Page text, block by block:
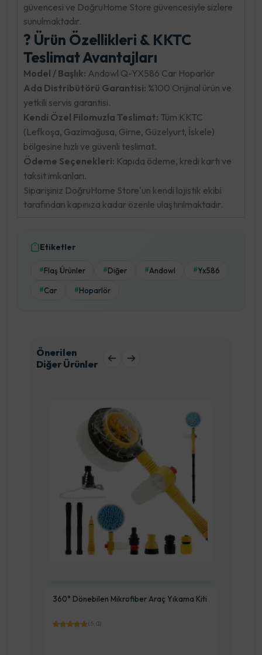
güvencesi ve DoğruHome Store güvencesiyle sizlere
sunulmaktadır.
? Ürün Özellikleri & KKTC
Teslimat Avantajları
Model / Başlık: Andowl Q-YX586 Car Hoparlör
Ada Distribütörü Garantisi: %100 Orijinal ürün ve
yetkili servis garantisi.
Kendi Özel Filomuzla Teslimat: Tüm KKTC
(Lefkoşa, Gazimağusa, Girne, Güzelyurt, İskele)
bölgesine hızlı ve güvenli teslimat.
Ödeme Seçenekleri: Kapıda ödeme, kredi kartı ve
taksit imkanları.
Siparişiniz DoğruHome Store'un kendi lojistik ekibi
tarafından kapınıza kadar özenle ulaştırılmaktadır.
Etiketler
#Flaş Ürünler #Diğer #Andowl #Yx586
#Car #Hoparlör
Önerilen
Diğer Ürünler
Şarjlı Araç Süpürgesi